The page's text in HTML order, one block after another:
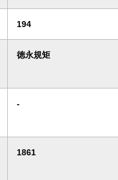
194
徳永規矩
-
1861